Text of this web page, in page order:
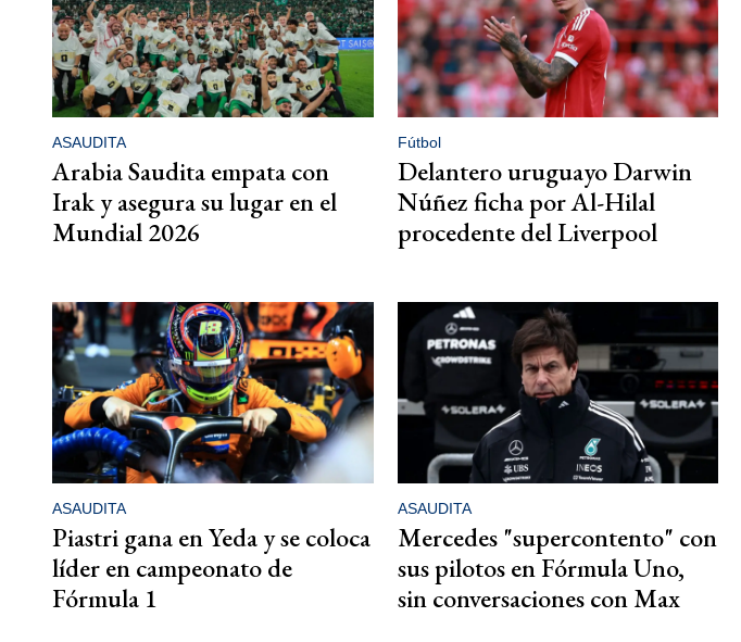
ASAUDITA
Arabia Saudita empata con
Irak y asegura su lugar en el
Mundial 2026
Fútbol
Delantero uruguayo Darwin
Núñez ficha por Al-Hilal
procedente del Liverpool
ASAUDITA
Piastri gana en Yeda y se coloca
líder en campeonato de
Fórmula 1
ASAUDITA
Mercedes "supercontento" con
sus pilotos en Fórmula Uno,
sin conversaciones con Max